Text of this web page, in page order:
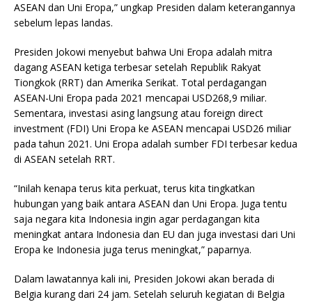
ASEAN dan Uni Eropa,” ungkap Presiden dalam keterangannya
sebelum lepas landas.
Presiden Jokowi menyebut bahwa Uni Eropa adalah mitra
dagang ASEAN ketiga terbesar setelah Republik Rakyat
Tiongkok (RRT) dan Amerika Serikat. Total perdagangan
ASEAN-Uni Eropa pada 2021 mencapai USD268,9 miliar.
Sementara, investasi asing langsung atau foreign direct
investment (FDI) Uni Eropa ke ASEAN mencapai USD26 miliar
pada tahun 2021. Uni Eropa adalah sumber FDI terbesar kedua
di ASEAN setelah RRT.
“Inilah kenapa terus kita perkuat, terus kita tingkatkan
hubungan yang baik antara ASEAN dan Uni Eropa. Juga tentu
saja negara kita Indonesia ingin agar perdagangan kita
meningkat antara Indonesia dan EU dan juga investasi dari Uni
Eropa ke Indonesia juga terus meningkat,” paparnya.
Dalam lawatannya kali ini, Presiden Jokowi akan berada di
Belgia kurang dari 24 jam. Setelah seluruh kegiatan di Belgia